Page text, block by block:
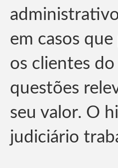
em casos
os clientes
questões
seu valor. O
judiciário